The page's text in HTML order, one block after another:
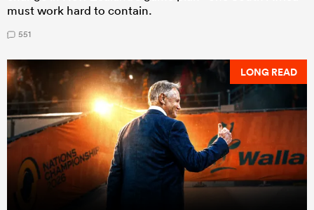
must work hard to contain.
551
LONG READ